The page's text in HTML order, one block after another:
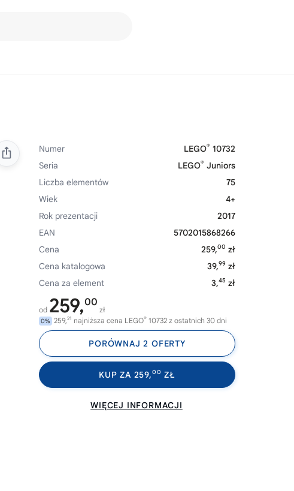
Numer LEGO® 10732
Seria
LEGO® Juniors
Liczba elementów
75
Wiek
4+
Rok prezentacji
2017
EAN
5702015868266
Cena
259,00 zł
Cena katalogowa
39,99 zł
Cena za element
3,45 zł
od 259,00
zł
0% 259,21 najniższa cena LEGO® 10732 z ostatnich 30 dni
PORÓWNAJ 2 OFERTY
KUP ZA 259,00 ZŁ
WIĘCEJ INFORMACJI